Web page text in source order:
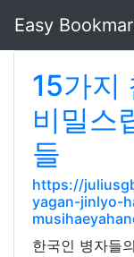
Easy
15가지
비밀스
들
https://
yagan-jinlyo-
한국인 병자들